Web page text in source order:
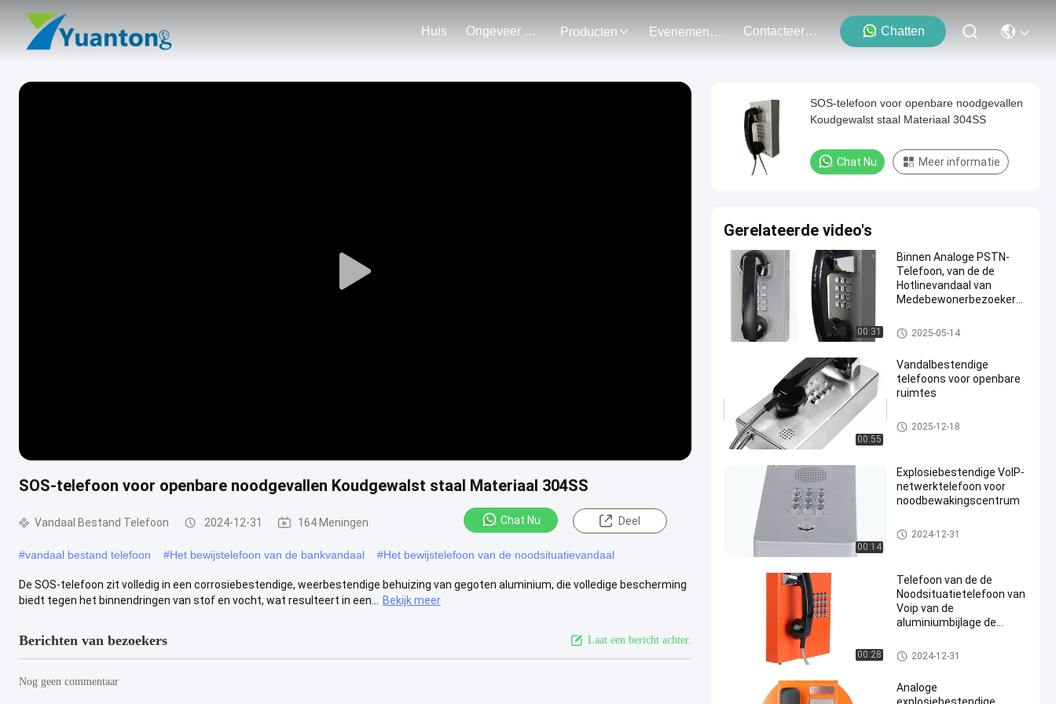
Huis Ongeveer Ons Producten Evenementen Contacteer Ons Chatten
Play
SOS-telefoon voor openbare noodgevallen Koudgewalst staal Materiaal 304SS
Vandaal Bestand Telefoon 2024-12-31 164 Meningen Chat Nu Deel
#vandaal bestand telefoon #Het bewijstelefoon van de bankvandaal #Het bewijstelefoon van de noodsituatievandaal
De SOS-telefoon zit volledig in een corrosiebestendige, weerbestendige behuizing van gegoten aluminium, die volledige bescherming
biedt tegen het binnendringen van stof en vocht, wat resulteert in een...
Bekijk meer
Berichten van bezoekers Laat een bericht achter.
Nog geen commentaar
SOS-telefoon voor openbare noodgevallen
Koudgewalst staal Materiaal 304SS
Chat Nu Meer informatie
Gerelateerde video's
00:31
Binnen Analoge PSTN-
Telefoon, van de de
Hotlinevandaal van
Medebewonerbezoekers
Vandaal Bestand Telefoon
2025-05-14
00:55
Vandalbestendige
telefoons voor openbare
ruimtes
Vandaal Bestand Telefoon
2025-12-18
00:14
Explosiebestendige VoIP-
netwerktelefoon voor
noodbewakingscentrum
Vandaal Bestand Telefoon
2024-12-31
00:28
Telefoon van de de
Noodsituatietelefoon van
Voip van de
aluminiumbijlage de
Vandaal Bestand Telefoon
2024-12-31
Analoge